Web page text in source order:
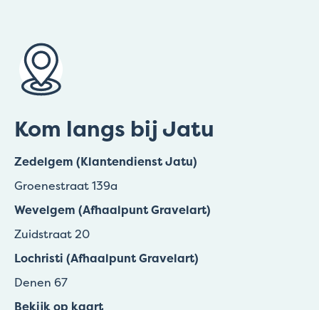
Kom langs bij Jatu
Zedelgem (Klantendienst Jatu)
Groenestraat 139a
Wevelgem (Afhaalpunt Gravelart)
Zuidstraat 20
Lochristi (Afhaalpunt Gravelart)
Denen 67
Bekijk op kaart